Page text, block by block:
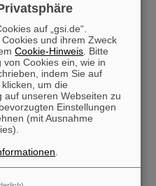
Elektrotechnik gesucht!
„Deutsch als
Mittelstufe – B1.
ein gutes Klima
Curie Individual
ein gutes Klima
- SE Südseite
auf „gsi.de“.
und ihrem Zweck
Cookie-Hinweis . Bitte
von Cookies ein, wie in
indem Sie auf
klicken, um die
auf unseren Webseiten zu
Einstellungen
(mit Ausnahme